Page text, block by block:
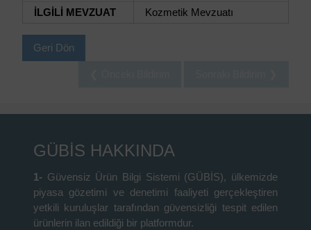
İLGİLİ MEVZUAT Kozmetik Mevzuatı
Geri Dön
GÜBİS HAKKINDA
1- Güvensiz Ürün Bilgi Sistemi (GÜBİS), ülkemizde
piyasa gözetimi ve denetimi faaliyeti gerçekleştiren
yetkili kuruluşlar tarafından güvensizliği tespit edilen
ürünlerin ilan edildiği bir platformdur.